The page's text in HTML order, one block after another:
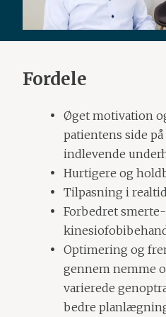
Fordele
Øget motivation
patientens side
indlevende
Hurtigere og
Tilpasning i
Forbedret
Optimering og
gennem nemme
varierede
bedre